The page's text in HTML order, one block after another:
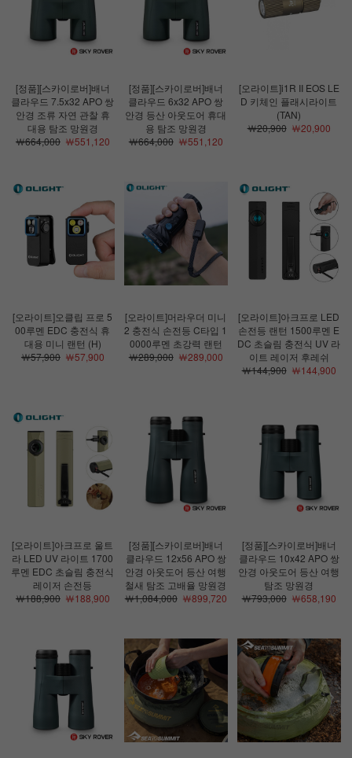
[정품][스카이로버]배너
클라우드 7.5x32 APO 쌍
안경 조류 자연 관찰 휴
대용 탐조 망원경
￦664,000￦551,120
[정품][스카이로버]배너
클라우드 6x32 APO 쌍
안경 등산 아웃도어 휴대
용 탐조 망원경
￦664,000￦551,120
[오라이트]i1R II EOS LE
D 키체인 플래시라이트
(TAN)
￦20,900￦20,900
[오라이트]오클립 프로 5
00루멘 EDC 충전식 휴
대용 미니 랜턴 (H)
￦57,900￦57,900
[오라이트]머라우더 미니
2 충전식 손전등 C타입 1
0000루멘 초강력 랜턴
￦289,000￦289,000
[오라이트]아크프로 LED
손전등 랜턴 1500루멘 E
DC 초슬림 충전식 UV 라
이트 레이저 후레쉬
￦144,900￦144,900
[오라이트]아크프로 울트
라 LED UV 라이트 1700
루멘 EDC 초슬림 충전식
레이저 손전등
￦188,900￦188,900
[정품][스카이로버]배너
클라우드 12x56 APO 쌍
안경 아웃도어 등산 여행
철새 탐조 고배율 망원경
￦1,084,000￦899,720
[정품][스카이로버]배너
클라우드 10x42 APO 쌍
안경 아웃도어 등산 여행
탐조 망원경
￦793,000￦658,190